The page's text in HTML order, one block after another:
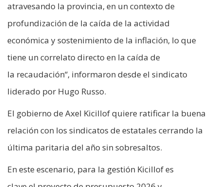
atravesando la provincia, en un contexto de
profundización de la caída de la actividad
económica y sostenimiento de la inflación, lo que
tiene un correlato directo en la caída de
la recaudación“, informaron desde el sindicato
liderado por Hugo Russo.
El gobierno de Axel Kicillof quiere ratificar la buena
relación con los sindicatos de estatales cerrando la
última paritaria del año sin sobresaltos.
En este escenario, para la gestión Kicillof es